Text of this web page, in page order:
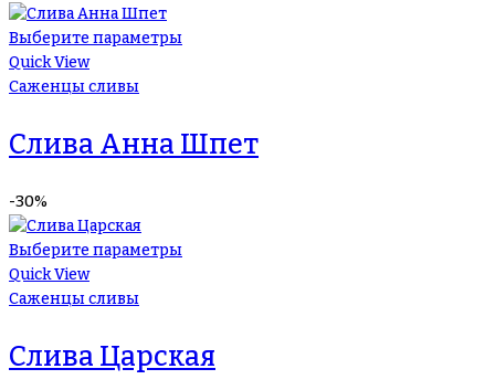
Выберите параметры
Quick View
Саженцы сливы
Слива Анна Шпет
-30%
Выберите параметры
Quick View
Саженцы сливы
Слива Царская